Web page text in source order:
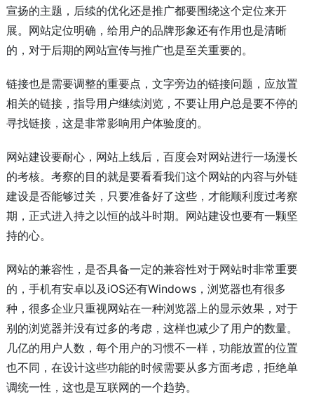
宣扬的主题，后续的优化还是推广都要围绕这个定位来开
展。网站定位明确，给用户的品牌形象还有作用也是清晰
的，对于后期的网站宣传与推广也是至关重要的。
链接也是需要调整的重要点，文字旁边的链接问题，应放置
相关的链接，指导用户继续浏览，不要让用户总是要不停的
寻找链接，这是非常影响用户体验度的。
网站建设要耐心，网站上线后，百度会对网站进行一场漫长
的考核。考察的目的就是要看看我们这个网站的内容与外链
建设是否能够过关，只要准备好了这些，才能顺利度过考察
期，正式进入持之以恒的战斗时期。网站建设也要有一颗坚
持的心。
网站的兼容性，是否具备一定的兼容性对于网站时非常重要
的，手机有安卓以及iOS还有Windows，浏览器也有很多
种，很多企业只重视网站在一种浏览器上的显示效果，对于
别的浏览器并没有过多的考虑，这样也减少了用户的数量。
几亿的用户人数，每个用户的习惯不一样，功能放置的位置
也不同，在设计这些功能的时候需要从多方面考虑，拒绝单
调统一性，这也是互联网的一个趋势。